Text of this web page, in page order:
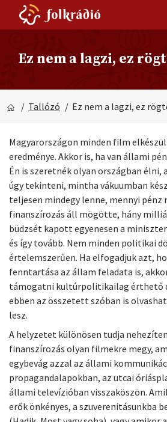
Ez nem a lagzi, ez
/ Tallózó / Ez nem a lagzi, ez
Magyarországon minden film
eredménye. Akkor is, ha van állami
Én is szeretnék olyan országban
úgy tekinteni, mintha vákuumban
teljesen mindegy lenne, mennyi pénz
finanszírozás áll mögötte, hány
büdzsét kapott egyenesen a
és így tovább. Nem minden politikai
értelemszerűen. Ha elfogadjuk azt,
fenntartása az állam feladata is,
támogatni kultúrpolitikailag érthető
ebben az összetett szóban is
lesz.
A helyzetet különösen tudja
finanszírozás olyan filmekre megy,
egybevág azzal az állami
propagandalapokban, az utcai
állami televízióban visszaköszön.
erők önkényes, a szuverenitásunkba